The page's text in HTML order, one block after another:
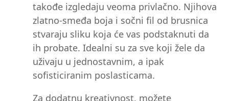
takođe izgledaju veoma privlačno. Njihova
zlatno-smeđa boja i sočni fil od brusnica
stvaraju sliku koja će vas podstaknuti da
ih probate. Idealni su za sve koji žele da
uživaju u jednostavnim, a ipak
sofisticiranim poslasticama.
Za dodatnu kreativnost, možete